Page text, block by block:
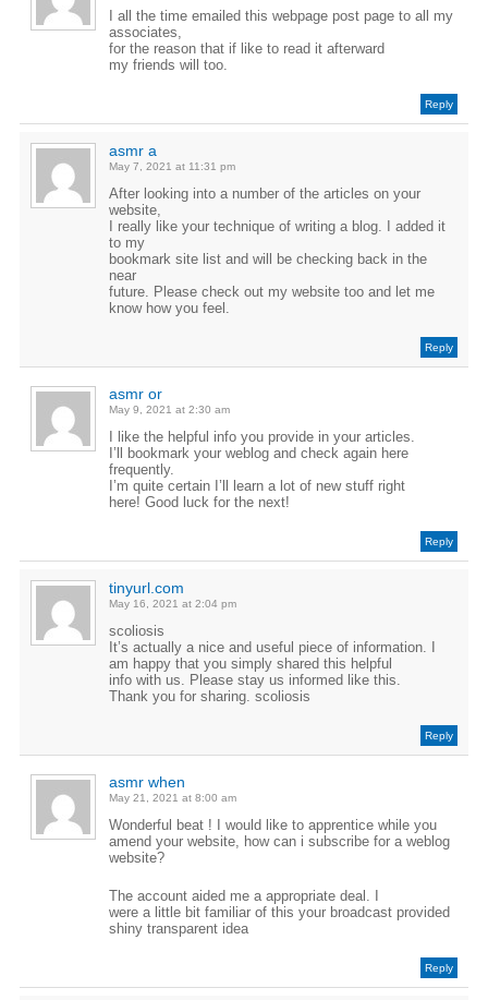
I all the time emailed this webpage post page to all my
associates,
for the reason that if like to read it afterward
my friends will too.
Reply
asmr a
May 7, 2021 at 11:31 pm
After looking into a number of the articles on your
website,
I really like your technique of writing a blog. I added it
to my
bookmark site list and will be checking back in the
near
future. Please check out my website too and let me
know how you feel.
Reply
asmr or
May 9, 2021 at 2:30 am
I like the helpful info you provide in your articles.
I’ll bookmark your weblog and check again here
frequently.
I’m quite certain I’ll learn a lot of new stuff right
here! Good luck for the next!
Reply
tinyurl.com
May 16, 2021 at 2:04 pm
scoliosis
It’s actually a nice and useful piece of information. I
am happy that you simply shared this helpful
info with us. Please stay us informed like this.
Thank you for sharing. scoliosis
Reply
asmr when
May 21, 2021 at 8:00 am
Wonderful beat ! I would like to apprentice while you
amend your website, how can i subscribe for a weblog
website?
The account aided me a appropriate deal. I
were a little bit familiar of this your broadcast provided
shiny transparent idea
Reply